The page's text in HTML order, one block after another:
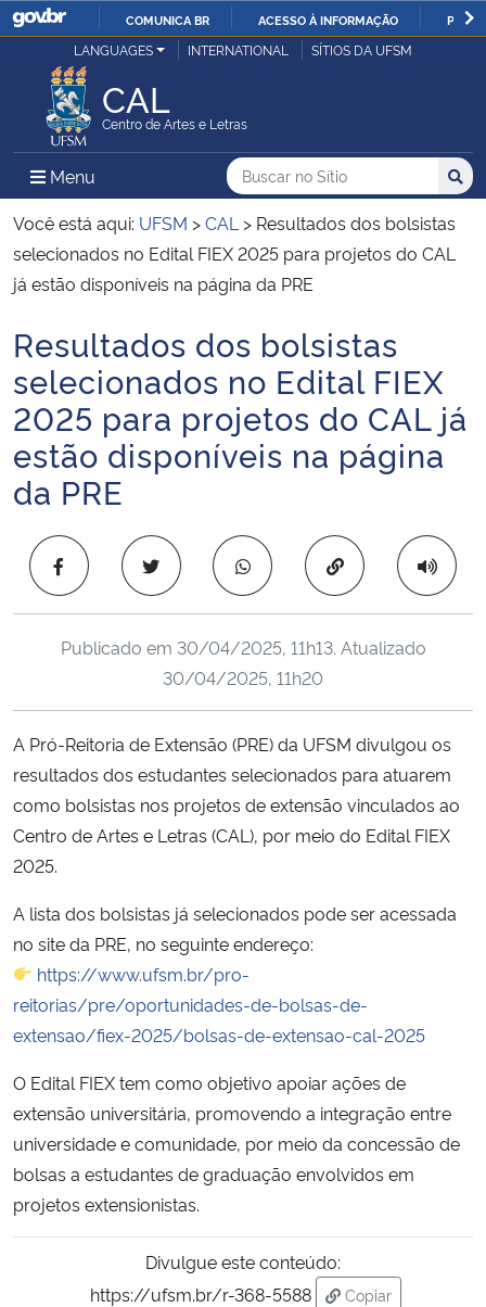
IR
COMUNICA BR ACESSO À INFORMAÇÃO
Ministério da Justiça e Segurança Pública
Ministério da Defesa
Ministério das Relações Exteriores
Ministério da Economia
Ministério da Infraestrutura
Ministério da Agricultura, Pecuária e Abastecimento
Ministério da Educação
Ministério da Cidadania
Ministério da Saúde
Ministério de Minas e Energia
Ministério da Ciência, Tecnologia, Inovações e Comunicações
Ministério do Meio Ambiente
Ministério do Desenvolvimento Regional
Controladoria-Geral da União
Ministério da Mulher, da Família e dos Direitos Humanos
Secretaria-Geral
Secretaria de Governo
Gabinete de Segurança Institucional
Advocacia-Geral da União
Banco Central do Brasil
LANGUAGES INTERNATIONAL SÍTIOS DA UFSM
CAL
Centro de Artes e Letras
Menu Menu Principal do Sítio
Busca
Buscar no no Sítio
Busca:
Você está aqui: UFSM >CAL > Resultados dos bolsistas
selecionados no Edital FIEX 2025 para projetos do CAL
já estão disponíveis na página da PRE
Início do conteúdo
Resultados dos bolsistas
selecionados no Edital FIEX
2025 para projetos do CAL já
estão disponíveis na página
da PRE
Copiar para área
Publicado em 30/04/2025, 11h13. Atualizado
30/04/2025, 11h20
A Pró-Reitoria de Extensão (PRE) da UFSM divulgou os
resultados dos estudantes selecionados para atuarem
como bolsistas nos projetos de extensão vinculados ao
Centro de Artes e Letras (CAL), por meio do Edital FIEX
2025.
A lista dos bolsistas já selecionados pode ser acessada
no site da PRE, no seguinte endereço:
https://www.ufsm.br/pro-
reitorias/pre/oportunidades-de-bolsas-de-
extensao/fiex-2025/bolsas-de-extensao-cal-2025
O Edital FIEX tem como objetivo apoiar ações de
extensão universitária, promovendo a integração entre
universidade e comunidade, por meio da concessão de
bolsas a estudantes de graduação envolvidos em
projetos extensionistas.
Divulgue este conteúdo:
https://ufsm.br/r-368-5588
Copiar